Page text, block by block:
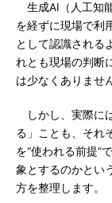
生成AI（人工知
を経ずに現場で利
として認識される
れとも現場の判断
は少なくありませ
しかし、実際に
る」ことも、それ
を“使われる前提”
象とするのかとい
方を整理します。